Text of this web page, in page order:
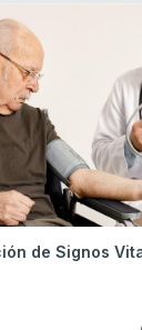
de Signos